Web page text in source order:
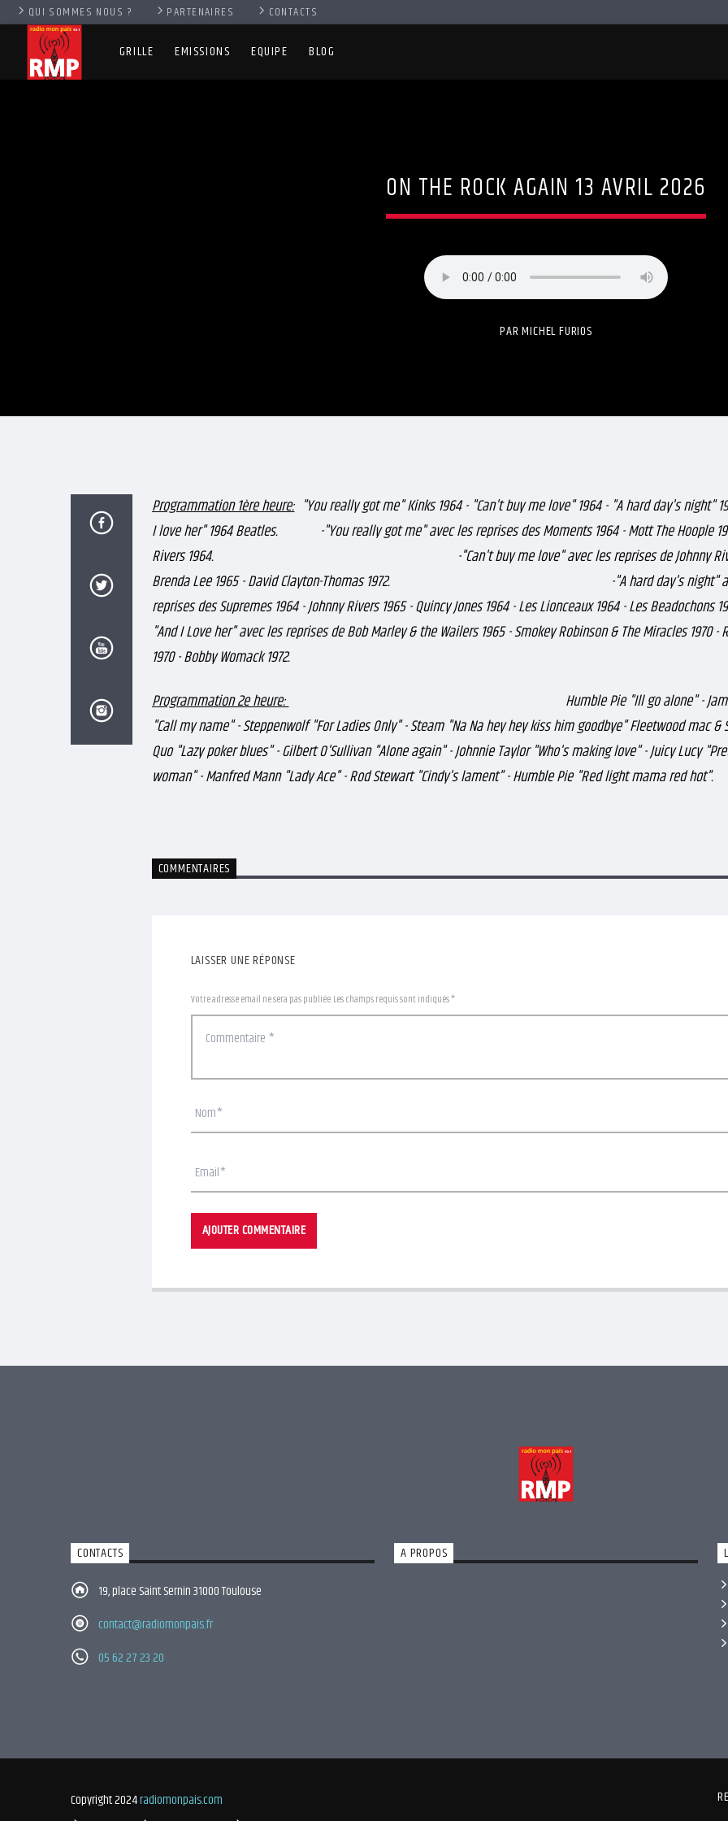
QUI SOMMES NOUS ? PARTENAIRES CONTACTS
GRILLE EMISSIONS EQUIPE BLOG
ON THE ROCK AGAIN 13 AVRIL 2026
PAR MICHEL FURIOS
Programmation 1ère heure:"You really got me" Kinks 1964 - "Can't buy me love" 1964 - "A hard day's night"
I love her" 1964 Beatles. -"You really got me" avec les reprises des Moments 1964 - Mott The Hoople
Rivers 1964. -"Can't buy me love" avec les reprises de Johnny Rivers
Brenda Lee 1965 - David Clayton-Thomas 1972. -"A hard day's night"
reprises des Supremes 1964 - Johnny Rivers 1965 - Quincy Jones 1964 - Les Lionceaux 1964 - Les
"And I Love her" avec les reprises de Bob Marley & the Wailers 1965 - Smokey Robinson & The Miracles 1970 -
1970 - Bobby Womack 1972.
Programmation 2e heure:Humble Pie "Ill go alone" - James
"Call my name" - Steppenwolf "For Ladies Only" - Steam "Na Na hey hey kiss him goodbye" Fleetwood mac &
Quo "Lazy poker blues" - Gilbert O'Sullivan "Alone again" - Johnnie Taylor "Who's making love" - Juicy Lucy
woman" - Manfred Mann "Lady Ace" - Rod Stewart "Cindy's lament" - Humble Pie "Red light mama red hot".
COMMENTAIRES
LAISSER UNE RÉPONSE
Votre adresse email ne sera pas publiée. Les champs requis sont indiqués *
CONTACTS
19, place Saint Sernin 31000 Toulouse
contact@radiomonpais.fr
05 62 27 23 20
A PROPOS
Copyright 2024radiomonpais.com